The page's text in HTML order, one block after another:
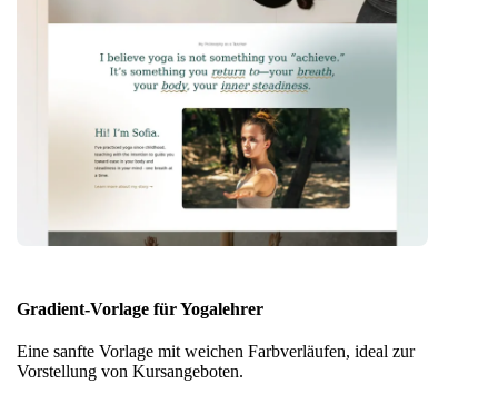
Gradient-Vorlage für Yogalehrer
Eine sanfte Vorlage mit weichen Farbverläufen, ideal zur
Vorstellung von Kursangeboten.